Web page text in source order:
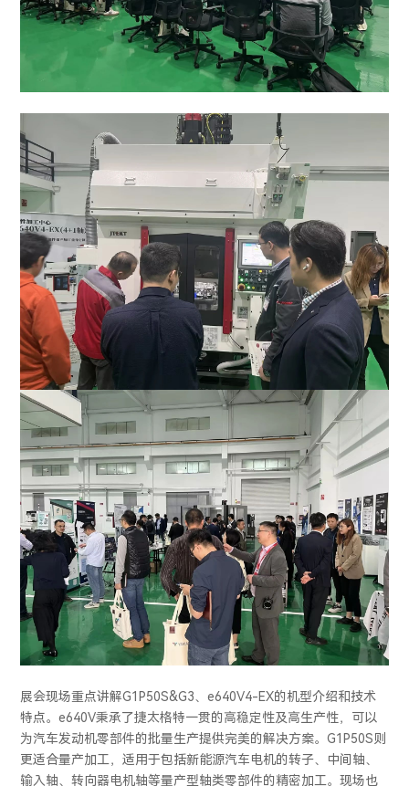
展会现场重点讲解G1P50S&G3、e640V4-EX的机型介绍和技术
特点。e640V秉承了捷太格特一贯的高稳定性及高生产性，可以
为汽车发动机零部件的批量生产提供完美的解决方案。G1P50S则
更适合量产加工，适用于包括新能源汽车电机的转子、中间轴、
输入轴、转向器电机轴等量产型轴类零部件的精密加工。现场也